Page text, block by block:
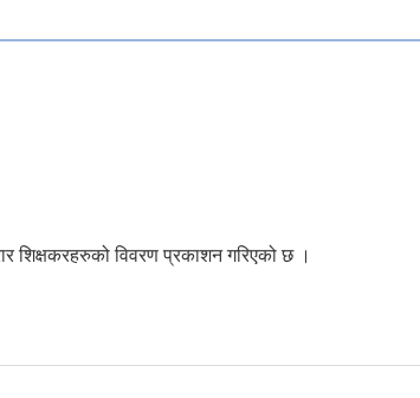
शिक्षकरहरुको विवरण प्रकाशन गरिएको छ ।